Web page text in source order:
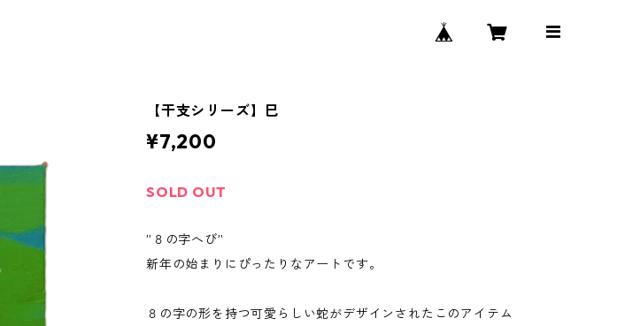
【干支シリーズ】巳
¥7,200
SOLD OUT
”８の字へび”
新年の始まりにぴったりなアートです。
８の字の形を持つ可愛らしい蛇がデザインされたこのアイテム